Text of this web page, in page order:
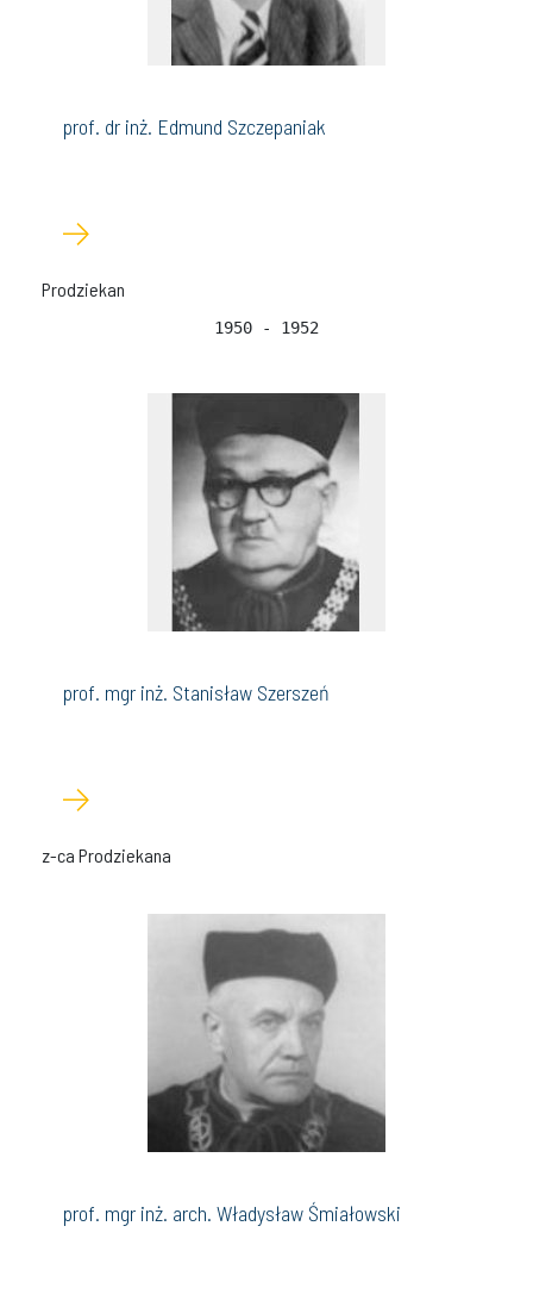
prof. dr inż. Edmund Szczepaniak
Prodziekan
1950 - 1952
prof. mgr inż. Stanisław Szerszeń
z-ca Prodziekana
prof. mgr inż. arch. Władysław Śmiałowski